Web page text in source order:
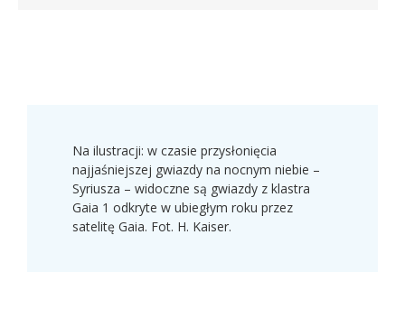
Na ilustracji: w czasie przysłonięcia
najjaśniejszej gwiazdy na nocnym niebie –
Syriusza – widoczne są gwiazdy z klastra
Gaia 1 odkryte w ubiegłym roku przez
satelitę Gaia. Fot. H. Kaiser.